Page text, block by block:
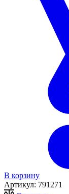
В корзину
Артикул: 791271